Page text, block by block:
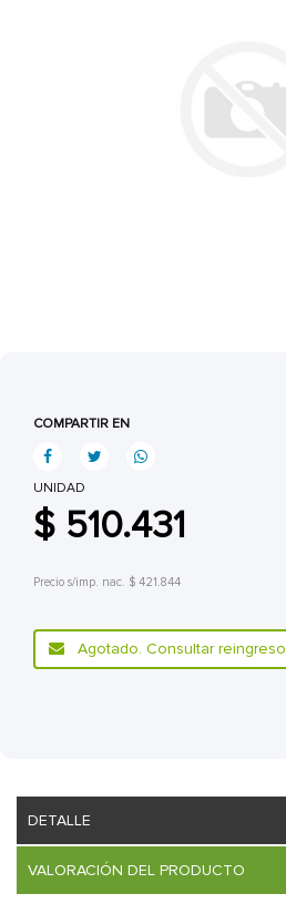
COMPARTIR EN
UNIDAD
$ 510.431
Precio s/imp. nac. $ 421.844
Agotado. Consultar reingreso
DETALLE
VALORACIÓN DEL PRODUCTO